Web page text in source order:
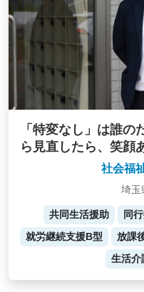
「特変なし」は誰
ら見直したら、笑顔
社会福
埼玉
共同生活援助 同
就労継続支援B型
放課
生活介